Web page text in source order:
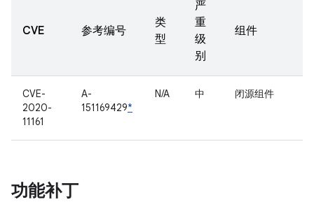
CVE 参考编号
类
型
严
重
级
别
组件
CVE-
2020-
11161
A-
151169429*
N/A 中 闭源组件
功能补丁